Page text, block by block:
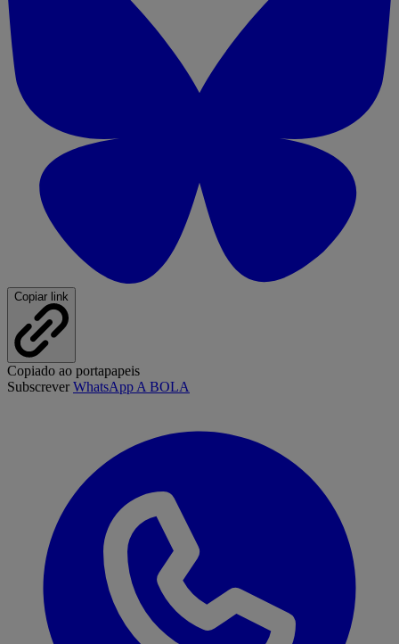
Copiar link
Copiado ao portapapeis
SubscreverWhatsApp A BOLA